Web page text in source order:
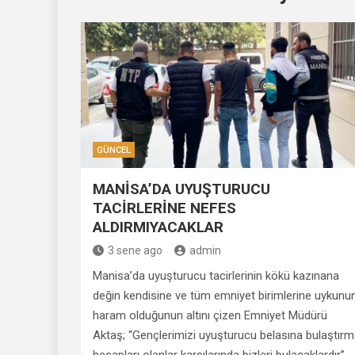
GÜNCEL
MANİSA’DA UYUŞTURUCU
TACİRLERİNE NEFES
ALDIRMIYACAKLAR
3 sene ago admin
Manisa’da uyuşturucu tacirlerinin kökü kazınana
değin kendisine ve tüm emniyet birimlerine
haram olduğunun altını çizen Emniyet Müdürü
Aktaş; “Gençlerimizi uyuşturucu belasına